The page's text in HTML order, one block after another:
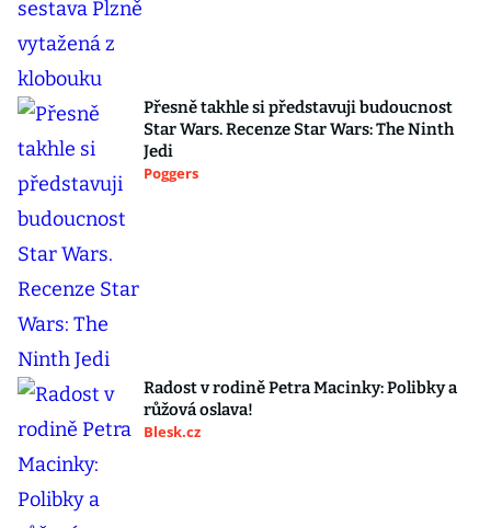
Přesně takhle si představuji budoucnost
Star Wars. Recenze Star Wars: The Ninth
Jedi
Poggers
Radost v rodině Petra Macinky: Polibky a
růžová oslava!
Blesk.cz